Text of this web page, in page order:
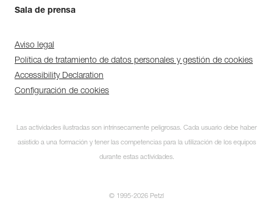
Sala de prensa
Aviso legal
Política de tratamiento de datos personales y gestión de cookies
Accessibility Declaration
Configuración de cookies
Las actividades ilustradas son intrínsecamente peligrosas. Cada usuario debe haber
asistido a una formación y tener las competencias para la utilización de los equipos
durante estas actividades.
© 1995-2026 Petzl